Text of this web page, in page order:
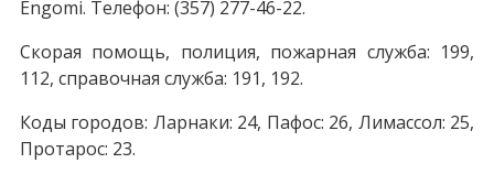
Engomi. Телефон: (357) 277-46-22.
Скорая помощь, полиция, пожарная служба: 199,
112, справочная служба: 191, 192.
Коды городов: Ларнаки: 24, Пафос: 26, Лимассол: 25,
Протарос: 23.